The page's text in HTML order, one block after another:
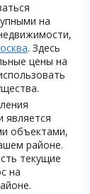
на
. Здесь
цены на
является
объектами,
районе.
текущие
на